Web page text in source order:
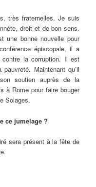
très fraternelles. Je suis
droit et de bon sens.
une bonne nouvelle pour
épiscopale, il a
la corruption. Il est
Maintenant qu’il
soutien auprès de la
à Rome pour faire bouger
Solages.
ce jumelage ?
sera présent à la fête de